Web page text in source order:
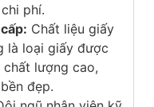
phí.
Chất liệu giấy
là loại giấy được
chất lượng cao,
đẹp.